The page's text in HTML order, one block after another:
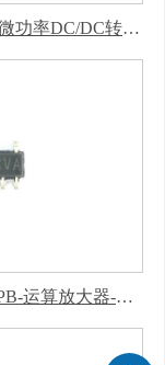
LT3463EDD#PBF-微功率DC/DC转换器-葫芦娃污下载软件APP
LMV611MGX/NOPB-运算放大器-葫芦娃污下载软件APP